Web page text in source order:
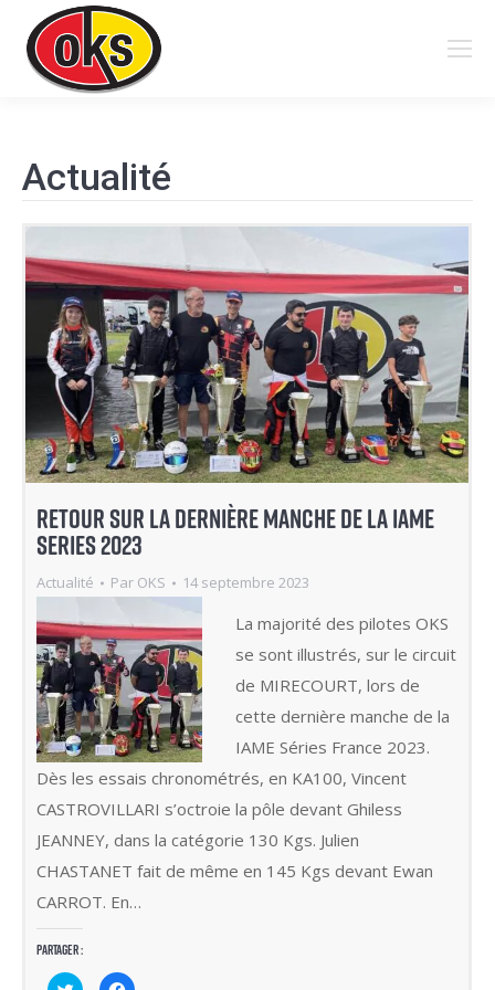
Search:
Actualité
RETOUR SUR LA DERNIÈRE MANCHE DE LA IAME
SERIES 2023
Actualité Par OKS 14 septembre 2023
La majorité des pilotes OKS
se sont illustrés, sur le circuit
de MIRECOURT, lors de
cette dernière manche de la
IAME Séries France 2023.
Dès les essais chronométrés, en KA100, Vincent
CASTROVILLARI s’octroie la pôle devant Ghiless
JEANNEY, dans la catégorie 130 Kgs. Julien
CHASTANET fait de même en 145 Kgs devant Ewan
CARROT. En…
Partager :